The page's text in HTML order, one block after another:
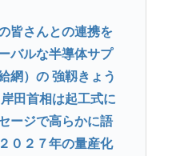
皆さんとの連携を
バルな半導体サプ
網）の 強靱きょう
田首相は起工式に
ージで高らかに語
０２７年の量産化